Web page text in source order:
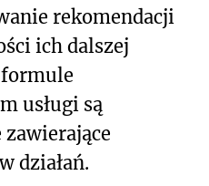
rekomendacji
ich dalszej
usługi są
działań.